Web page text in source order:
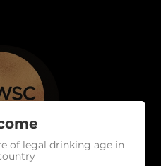
of legal drinking age in